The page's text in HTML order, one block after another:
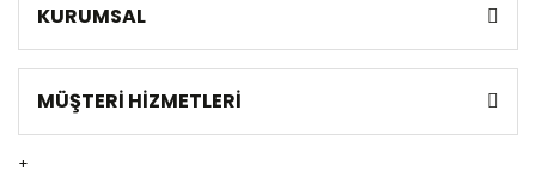
KURUMSAL
MÜŞTERİ HİZMETLERİ
+